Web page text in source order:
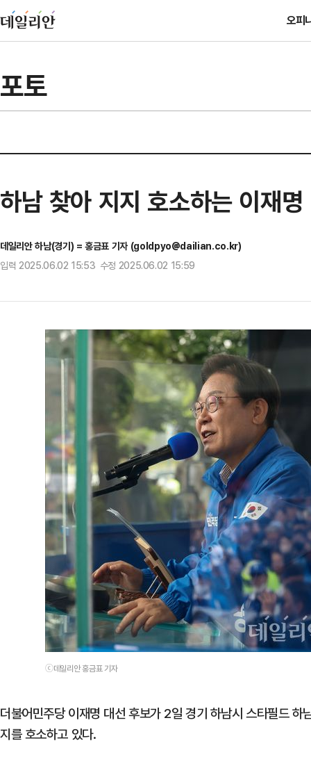
오피
포토
하남 찾아 지지 호소하는 이재
데일리안 하남(경기) = 홍금표 기자 (goldpyo@dailian.co.kr)
입력 2025.06.02 15:53 수정 2025.06.02 15:59
ⓒ데일리안 홍금표 기자
더불어민주당 이재명 대선 후보가 2일 경기 하남시 스타필드
지를 호소하고 있다.